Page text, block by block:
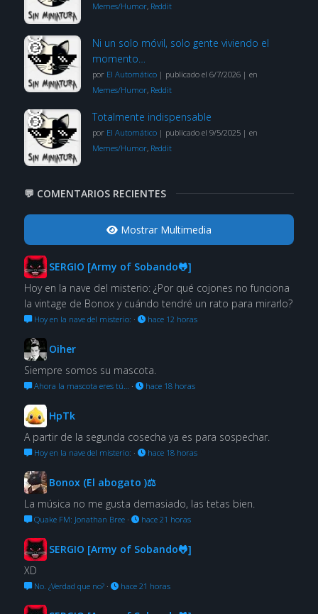
Memes/Humor, Reddit
Ni un solo móvil, solo gente viviendo el
momento…
por El Automático| publicado el 6/7/2026| en
Memes/Humor, Reddit
Totalmente indispensable
por El Automático| publicado el 9/5/2025| en
Memes/Humor, Reddit
💬 COMENTARIOS RECIENTES
Mostrar Multimedia
SERGIO [Army of Sobando🐸]
Hoy en la nave del misterio: ¿Por qué cojones no funciona
la vintage de Bonox y cuándo tendré un rato para mirarlo?
Hoy en la nave del misterio: · hace 12 horas
Oiher
Siempre somos su mascota.
Ahora la mascota eres tú… · hace 18 horas
HpTk
A partir de la segunda cosecha ya es para sospechar.
Hoy en la nave del misterio: · hace 18 horas
Bonox (El abogato )⚖
La música no me gusta demasiado, las tetas bien.
Quake FM: Jonathan Bree· hace 21 horas
SERGIO [Army of Sobando🐸]
XD
No. ¿Verdad que no?· hace 21 horas